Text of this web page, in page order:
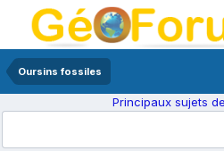
Oursins fossiles
Principaux sujets